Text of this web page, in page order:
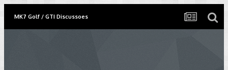
MK7 Golf / GTI Discussoes